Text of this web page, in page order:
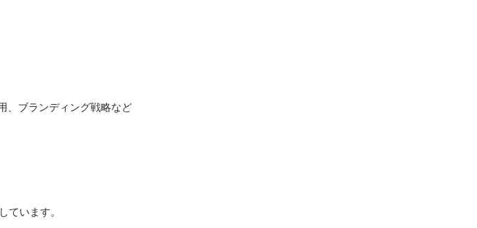
、ブランディング戦略など
ています。